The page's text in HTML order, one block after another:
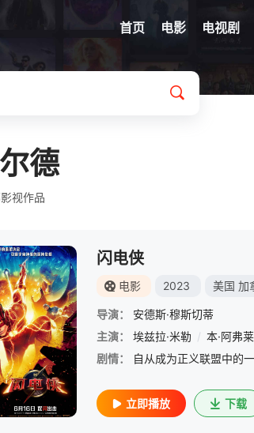
首页 电影 电视剧
德
视作品
/ 埃里克·博高森 希拉·阿蒂姆 / 达米恩·阿特金斯
闪电侠
电影 2023 美国 加
导演：
安德斯·穆斯切蒂
主演：
埃兹拉·米勒 / 本·阿弗
剧情：
立即播放 下载